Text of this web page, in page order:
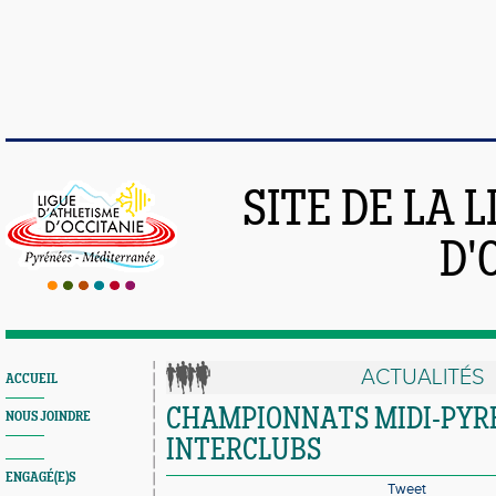
SITE DE LA
ACCUEIL
NOUS JOINDRE
ENGAGÉ(E)S
ACTUALITÉS
CHAMPIONNATS MIDI-
INTERCLUBS
Tweet